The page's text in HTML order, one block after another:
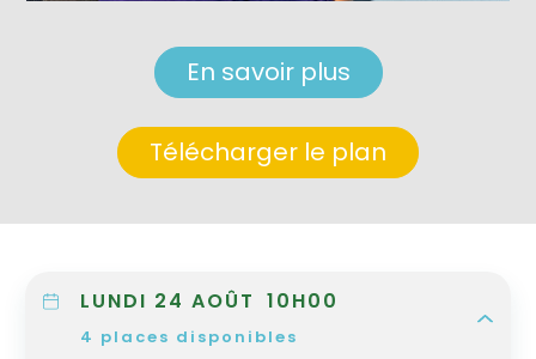
Télécharger le plan
En savoir plus
LUNDI 24 AOÛT 10H00
4 places disponibles